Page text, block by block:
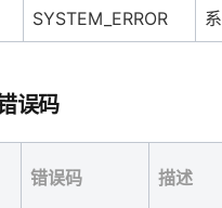
SYSTEM_ERROR
误码
错误码 描述